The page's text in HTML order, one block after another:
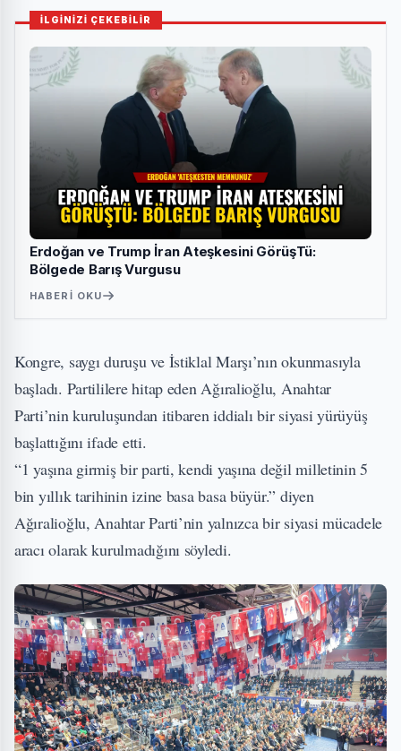
İLGİNİZİ ÇEKEBİLİR
Erdoğan ve Trump İran Ateşkesini GörüşTü:
Bölgede Barış Vurgusu
HABERI OKU
Kongre, saygı duruşu ve İstiklal Marşı’nın okunmasıyla
başladı. Partililere hitap eden Ağıralioğlu, Anahtar
Parti’nin kuruluşundan itibaren iddialı bir siyasi yürüyüş
başlattığını ifade etti.
“1 yaşına girmiş bir parti, kendi yaşına değil milletinin 5
bin yıllık tarihinin izine basa basa büyür.” diyen
Ağıralioğlu, Anahtar Parti’nin yalnızca bir siyasi mücadele
aracı olarak kurulmadığını söyledi.